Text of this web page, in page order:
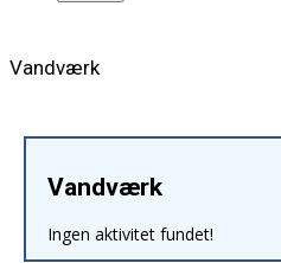
Vandværk
Vandværk
Ingen aktivitet fundet!